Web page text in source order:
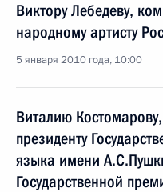
Виктору Лебедеву,
народному артисту
5 января 2010 года, 10:00
Виталию
президенту
языка имени
Государственной